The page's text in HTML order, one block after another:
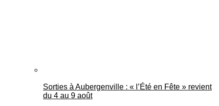
Sorties à Aubergenville : « l’Été en Fête » revient
du 4 au 9 août